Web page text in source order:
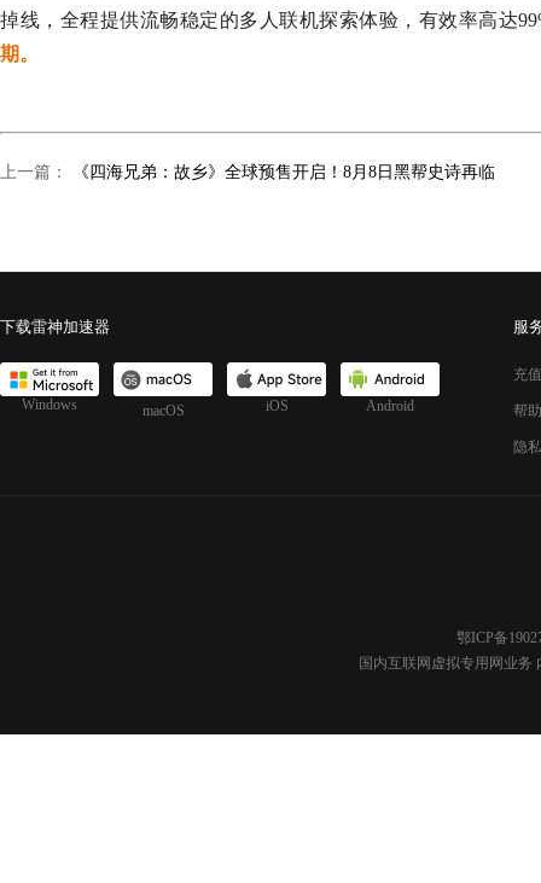
掉线，全程提供流畅稳定的多人联机探索体验，有效率高达
期。
上一篇： 《四海兄弟：故乡》全球预售开启！8月8日黑帮史诗再临
下载雷神加速器
Windows macOS iOS Android
服
充
帮
隐
鄂ICP备
国内互联网虚拟专用网业务